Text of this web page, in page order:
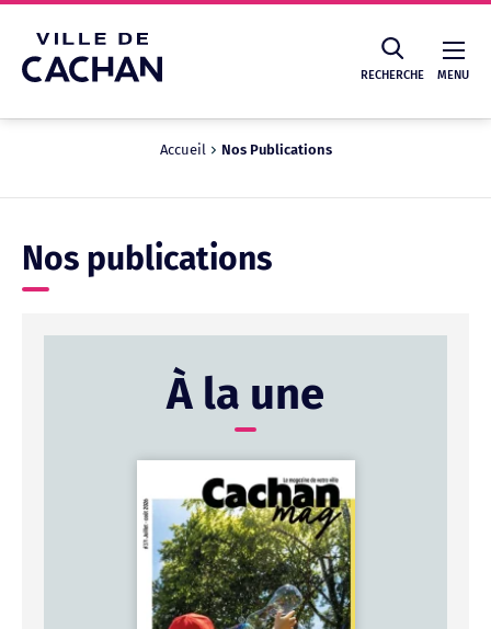
RECHERCHE MENU
Accueil Nos Publications
Nos publications
À la une
Cookies management panel